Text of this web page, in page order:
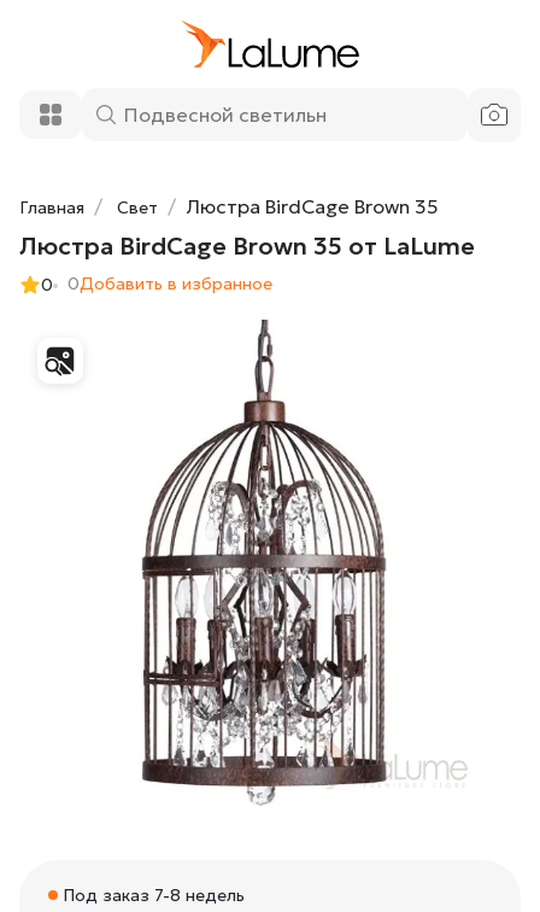
Главная Свет Люстра BirdCage Brown 35
Люстра BirdCage Brown 35 от LaLume
0 0Добавить в избранное
Под заказ 7-8 недель
Люстра BirdCage Brown 35 от LaLume